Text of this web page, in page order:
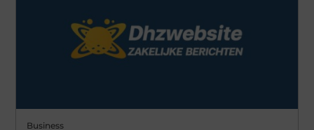
Business